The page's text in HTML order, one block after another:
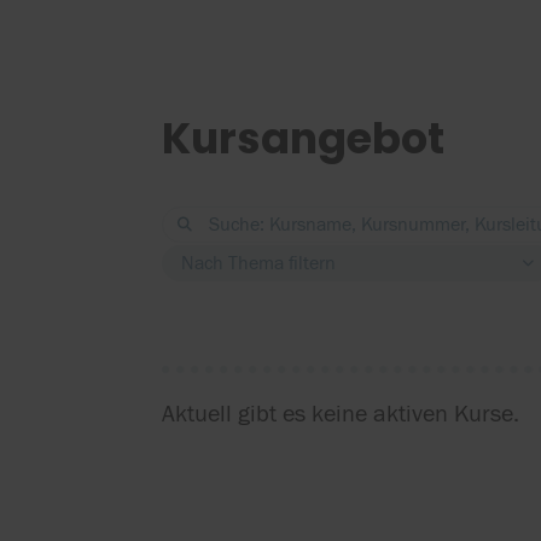
Kursangebot
Aktuell gibt es keine aktiven Kurse.